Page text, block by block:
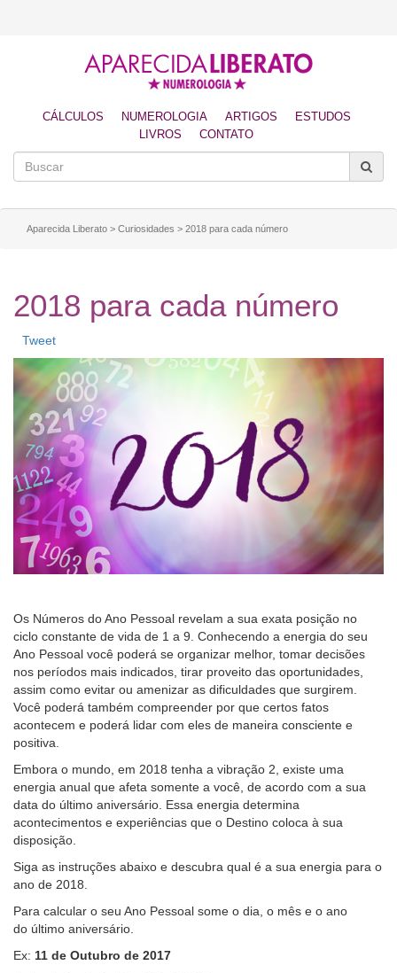
CÁLCULOS NUMEROLOGIA ARTIGOS
ESTUDOS
LIVROS
CONTATO
Aparecida Liberato > Curiosidades > 2018 para cada número
2018 para cada número
Tweet
Os Números do Ano Pessoal revelam a sua exata posição no
ciclo constante de vida de 1 a 9. Conhecendo a energia do seu
Ano Pessoal você poderá se organizar melhor, tomar decisões
nos períodos mais indicados, tirar proveito das oportunidades,
assim como evitar ou amenizar as dificuldades que surgirem.
Você poderá também compreender por que certos fatos
acontecem e poderá lidar com eles de maneira consciente e
positiva.
Embora o mundo, em 2018 tenha a vibração 2, existe uma
energia anual que afeta somente a você, de acordo com a sua
data do último aniversário. Essa energia determina
acontecimentos e experiências que o Destino coloca à sua
disposição.
Siga as instruções abaixo e descubra qual é a sua energia para o
ano de 2018.
Para calcular o seu Ano Pessoal some o dia, o mês e o ano
do último aniversário.
Ex: 11 de Outubro de 2017